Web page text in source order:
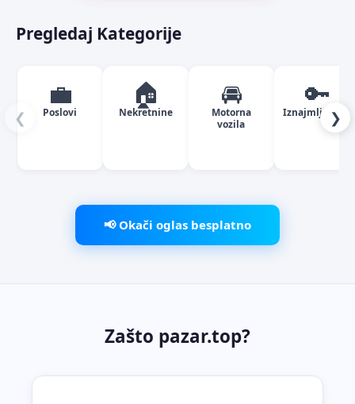
Pregledaj Kategorije
❮
💼
Poslovi
🏠
Nekretnine
🚘
Motorna
vozila
🔑
Iznajmljivanje
❯
📢 Okači oglas besplatno
Zašto pazar.top?